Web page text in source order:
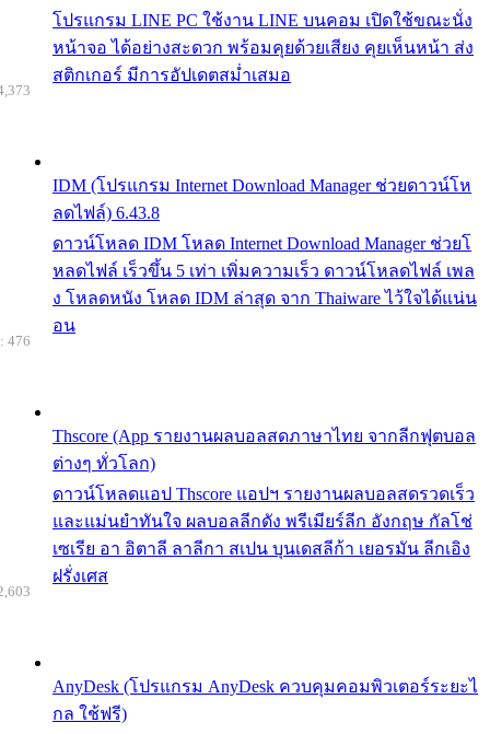
โปรแกรม LINE PC ใช้งาน LINE บนคอม เปิดใช้ขณะนั่ง
หน้าจอ ได้อย่างสะดวก พร้อมคุยด้วยเสียง คุยเห็นหน้า ส่ง
สติกเกอร์ มีการอัปเดตสม่ำเสมอ
IDM (โปรแกรม Internet Download Manager ช่วยดาวน์โห
ลดไฟล์) 6.43.8
ดาวน์โหลด IDM โหลด Internet Download Manager ช่วยโ
หลดไฟล์ เร็วขึ้น 5 เท่า เพิ่มความเร็ว ดาวน์โหลดไฟล์ เพล
ง โหลดหนัง โหลด IDM ล่าสุด จาก Thaiware ไว้ใจได้แน่น
อน
Thscore (App รายงานผลบอลสดภาษาไทย จากลีกฟุตบอล
ต่างๆ ทั่วโลก)
ดาวน์โหลดแอป Thscore แอปฯ รายงานผลบอลสดรวดเร็ว
และแม่นยำทันใจ ผลบอลลีกดัง พรีเมียร์ลีก อังกฤษ กัลโช่
เซเรีย อา อิตาลี ลาลีกา สเปน บุนเดสลีก้า เยอรมัน ลีกเอิง
ฝรั่งเศส
476
AnyDesk (โปรแกรม AnyDesk ควบคุมคอมพิวเตอร์ระยะไ
กล ใช้ฟรี)